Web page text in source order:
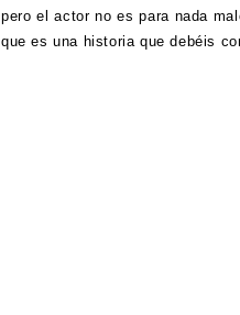
pero el actor no es para nada
que es una historia que debéis